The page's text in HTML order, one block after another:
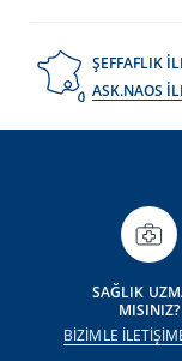
ŞEFFAFLIK
ASK.NAOS
SAĞLIK
MISINIZ?
BİZİMLE